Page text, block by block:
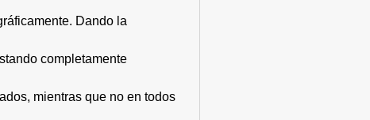
Dando la
completamente
mientras que no en todos